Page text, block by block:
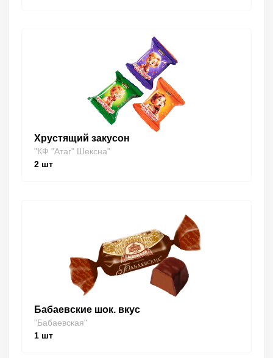
Хрустящий закусон
"КФ "Атаг" Шексна"
2 шт
Бабаевские шок. вкус
"Бабаевская"
1 шт